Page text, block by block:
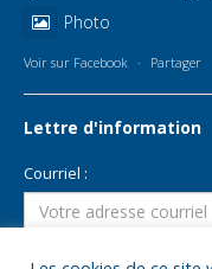
Photo
Voir sur Facebook · Partager
Lettre d'information
Courriel :